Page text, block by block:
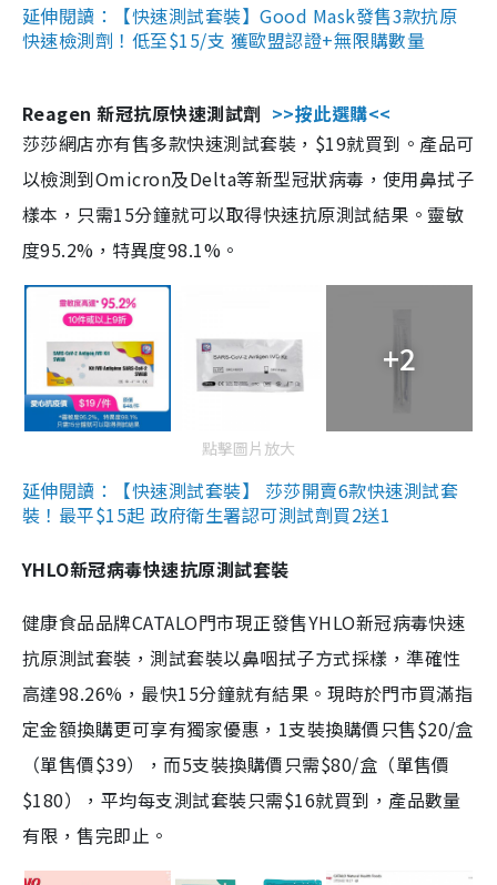
延伸閱讀：【快速測試套裝】Good Mask發售3款抗原
快速檢測劑！低至$15/支 獲歐盟認證+無限購數量
Reagen 新冠抗原快速測試劑 >>按此選購<<
莎莎網店亦有售多款快速測試套裝，$19就買到。產品可
以檢測到Omicron及Delta等新型冠狀病毒，使用鼻拭子
樣本，只需15分鐘就可以取得快速抗原測試結果。靈敏
度95.2%，特異度98.1%。
+2
點擊圖片放大
延伸閱讀：【快速測試套裝】 莎莎開賣6款快速測試套
裝！最平$15起 政府衛生署認可測試劑買2送1
YHLO新冠病毒快速抗原測試套裝
健康食品品牌CATALO門市現正發售YHLO新冠病毒快速
抗原測試套裝，測試套裝以鼻咽拭子方式採樣，準確性
高達98.26%，最快15分鐘就有結果。現時於門市買滿指
定金額換購更可享有獨家優惠，1支裝換購價只售$20/盒
（單售價$39），而5支裝換購價只需$80/盒（單售價
$180），平均每支測試套裝只需$16就買到，產品數量
有限，售完即止。